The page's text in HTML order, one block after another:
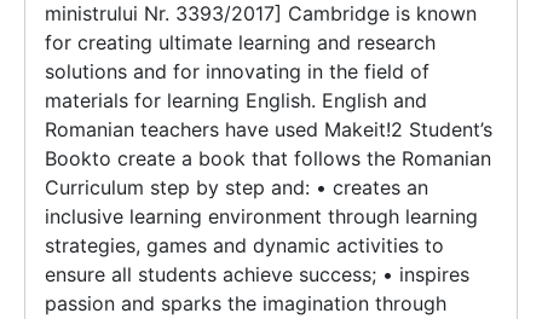
ministrului Nr. 3393/2017] Cambridge is known
for creating ultimate learning and research
solutions and for innovating in the field of
materials for learning English. English and
Romanian teachers have used Makeit!2 Student’s
Bookto create a book that follows the Romanian
Curriculum step by step and: • creates an
inclusive learning environment through learning
strategies, games and dynamic activities to
ensure all students achieve success; • inspires
passion and sparks the imagination through